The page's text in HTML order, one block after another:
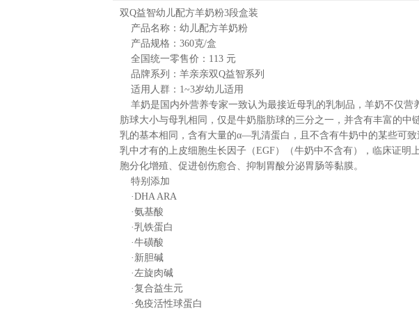
双Q益智幼儿配方羊奶粉3段盒装
产品名称：幼儿配方羊奶粉
产品规格：360克/盒
全国统一零售价：113 元
品牌系列：羊亲亲双Q益智系列
适用人群：1~3岁幼儿适用
羊奶是国内外营养专家一致认为最接近母乳的乳制品，羊奶不仅营
肪球大小与母乳相同，仅是牛奶脂肪球的三分之一，并含有丰富的中
乳的基本相同，含有大量的α—乳清蛋白，且不含有牛奶中的某些可
乳中才有的上皮细胞生长因子（EGF）（牛奶中不含有），临床证明
胞分化增殖、促进创伤愈合、抑制胃酸分泌胃肠等黏膜。
特别添加
·DHA ARA
·氨基酸
·乳铁蛋白
·牛磺酸
·新胆碱
·左旋肉碱
·复合益生元
·免疫活性球蛋白